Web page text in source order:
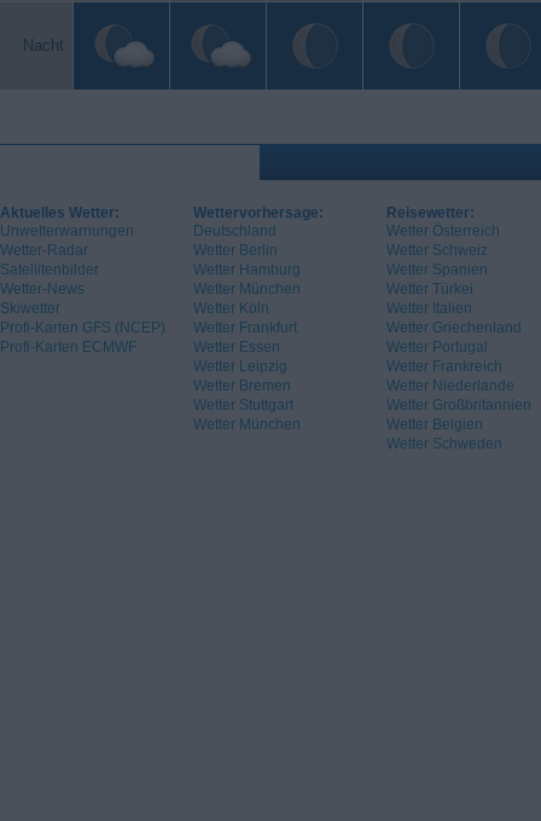
Nacht
Aktuelles Wetter:
Unwetterwarnungen
Wetter-Radar
Satellitenbilder
Wetter-News
Skiwetter
Profi-Karten GFS (NCEP)
Profi-Karten ECMWF
Wettervorhersage:
Deutschland
Wetter Berlin
Wetter Hamburg
Wetter München
Wetter Köln
Wetter Frankfurt
Wetter Essen
Wetter Leipzig
Wetter Bremen
Wetter Stuttgart
Wetter München
Reisewetter:
Wetter Österreich
Wetter Schweiz
Wetter Spanien
Wetter Türkei
Wetter Italien
Wetter Griechenland
Wetter Portugal
Wetter Frankreich
Wetter Niederlande
Wetter Großbritannien
Wetter Belgien
Wetter Schweden